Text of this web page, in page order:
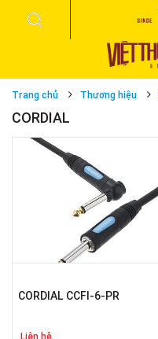
Trang chủ Thương hiệu
CORDIAL
CORDIAL CCFI-6-PR
Liên hệ